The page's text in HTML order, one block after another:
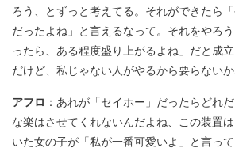
ろう、とずっと考えてる。それができたら
だったよね」と言えるなって。それをやろ
ったら、ある程度盛り上がるよね」だと成
だけど、私じゃない人がやるから要らないか
アフロ ：あれが「セイホー」だったらどれ
な楽はさせてくれないんだよね、この装置
いた女の子が「私が一番可愛いよ」と言っ